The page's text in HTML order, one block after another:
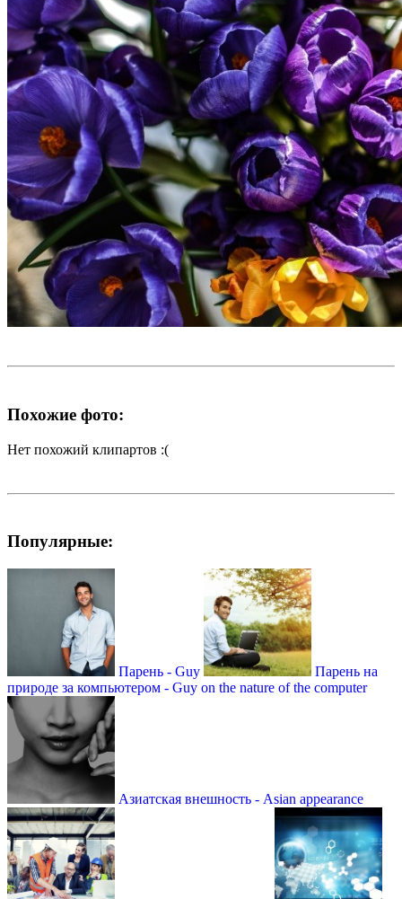
Похожие фото:
Нет похожий клипартов :(
Популярные:
Парень - Guy
Парень на
природе за компьютером - Guy on the nature of the computer
Азиатская внешность - Asian appearance